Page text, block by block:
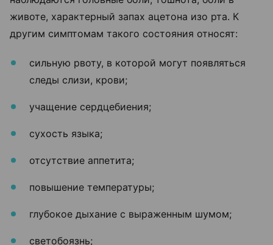
животе, характерный запах ацетона изо рта. К
другим симптомам такого состояния относят:
сильную рвоту, в которой могут появляться
следы слизи, крови;
учащение сердцебиения;
сухость языка;
отсутствие аппетита;
повышение температуры;
глубокое дыхание с выраженным шумом;
светобоязнь;